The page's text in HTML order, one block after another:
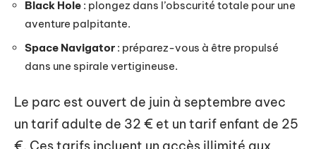
Black Hole : plongez dans l’obscurité totale pour une
aventure palpitante.
Space Navigator : préparez-vous à être propulsé
dans une spirale vertigineuse.
Le parc est ouvert de juin à septembre avec
un tarif adulte de 32 € et un tarif enfant de 25